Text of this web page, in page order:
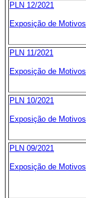
PLN 12/2021
Exposição de Motivos
PLN 11/2021
Exposição de Motivos
PLN 10/2021
Exposição de Motivos
PLN 09/2021
Exposição de Motivos